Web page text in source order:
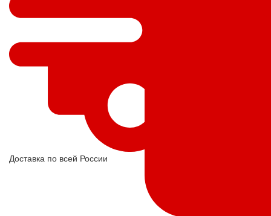
Доставка по всей России